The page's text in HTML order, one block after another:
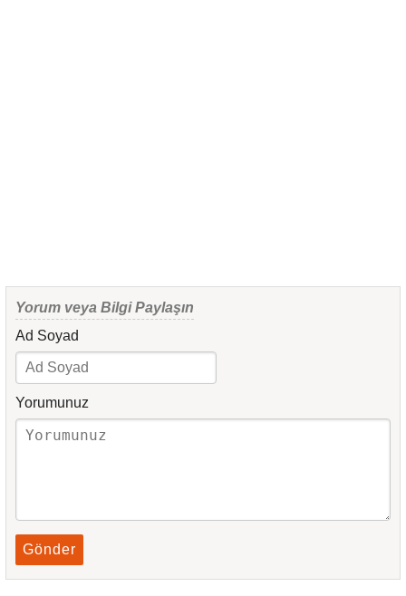
Yorum veya Bilgi Paylaşın
Ad Soyad
Yorumunuz
Gönder